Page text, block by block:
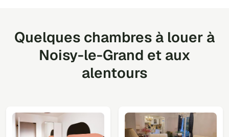
Quelques chambres à louer à
Noisy-le-Grand et aux
alentours